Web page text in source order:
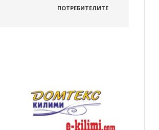
ПОТРЕБИТЕЛИТЕ